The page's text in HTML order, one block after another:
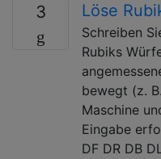
3 Löse
Schreiben
Rubiks
bewegt (z.
Maschine
Eingabe
DF DR DB